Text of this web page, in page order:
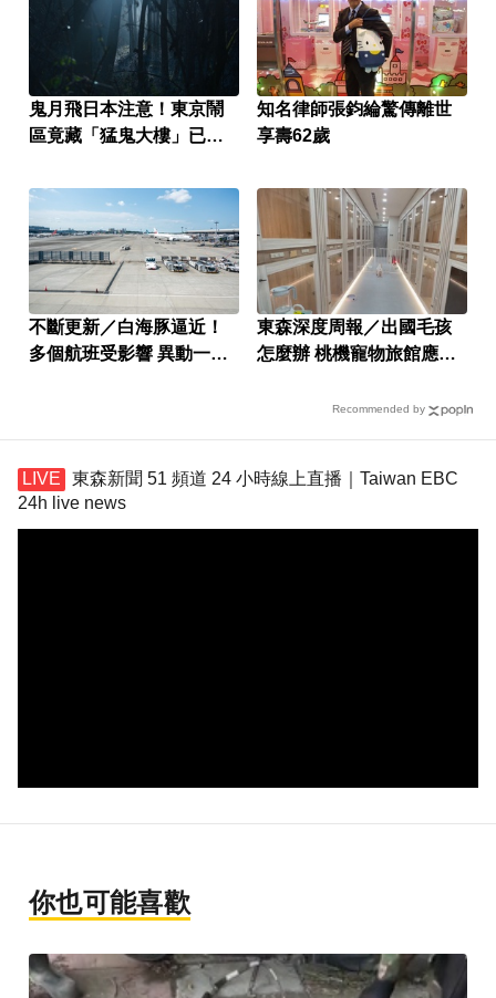
鬼月飛日本注意！東京鬧
區竟藏「猛鬼大樓」已奪
知名律師張鈞綸驚傳離世
享壽62歲
不斷更新／白海豚逼近！
多個航班受影響 異動一次
東森深度周報／出國毛孩
怎麼辦 桃機寵物旅館應運
Recommended by
東森新聞 51 頻道 24 小時線上直播｜Taiwan EBC
24h live news
你也可能喜歡